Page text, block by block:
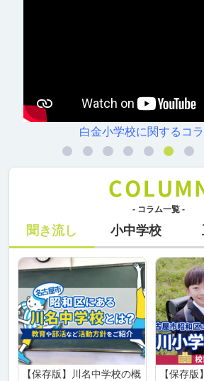
白金小学校に関するコ
- コラム一覧 -
聞き流し 小中学校
【保存版】川名中学校の概
【保存